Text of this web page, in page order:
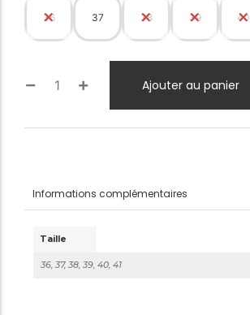
36 37 38 39 40
Ajouter au panier
Informations complémentaires
Taille
36, 37, 38, 39, 40, 41